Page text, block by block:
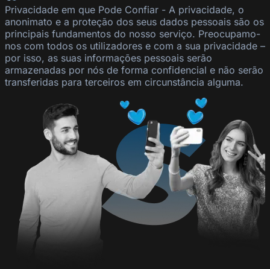
Privacidade em que Pode Confiar - A privacidade, o
anonimato e a proteção dos seus dados pessoais são os
principais fundamentos do nosso serviço. Preocupamo-
nos com todos os utilizadores e com a sua privacidade –
por isso, as suas informações pessoais serão
armazenadas por nós de forma confidencial e não serão
transferidas para terceiros em circunstância alguma.